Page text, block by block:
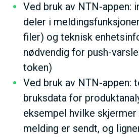
Ved bruk av NTN-appen:
deler i
filer) og teknisk
nødvendig for push-
token)
Ved bruk av NTN-appen:
bruksdata for
eksempel hvilke skjermer
melding er sendt, og